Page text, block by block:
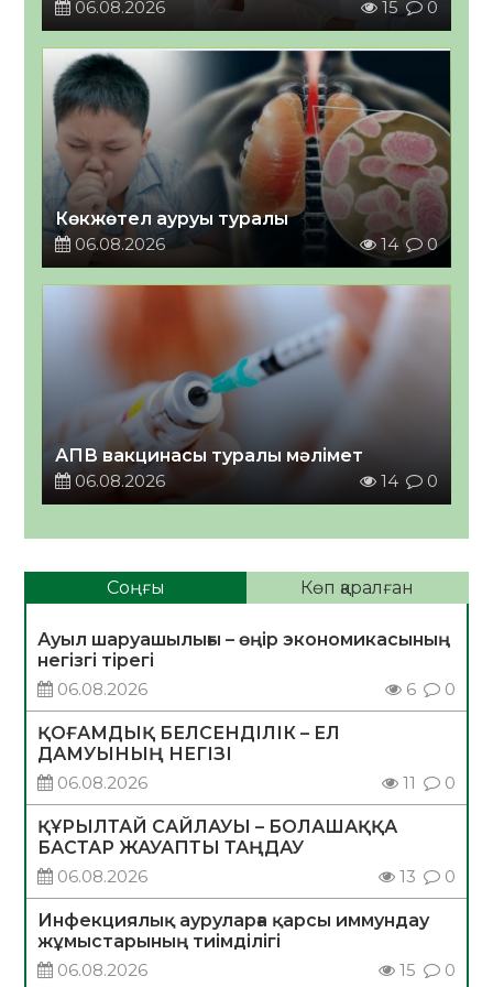
06.08.2026 15 0
Көкжөтел ауруы туралы
06.08.2026
14 0
АПВ вакцинасы туралы мәлімет
06.08.2026
14 0
Соңғы Көп қаралған
Ауыл шаруашылығы – өңір экономикасының
негізгі тірегі
06.08.2026
6 0
ҚОҒАМДЫҚ БЕЛСЕНДІЛІК – ЕЛ
ДАМУЫНЫҢ НЕГІЗІ
06.08.2026
11 0
ҚҰРЫЛТАЙ САЙЛАУЫ – БОЛАШАҚҚА
БАСТАР ЖАУАПТЫ ТАҢДАУ
06.08.2026
13 0
Инфекциялық ауруларға қарсы иммундау
жұмыстарының тиімділігі
06.08.2026
15 0